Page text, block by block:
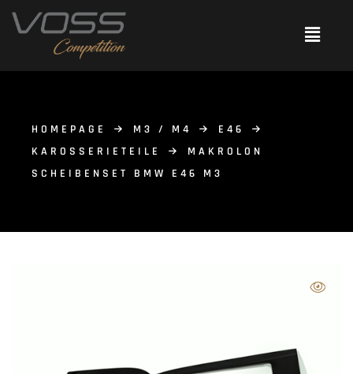
HOMEPAGE M3 / M4
E46
KAROSSERIETEILE
MAKROLON
SCHEIBENSET BMW E46 M3